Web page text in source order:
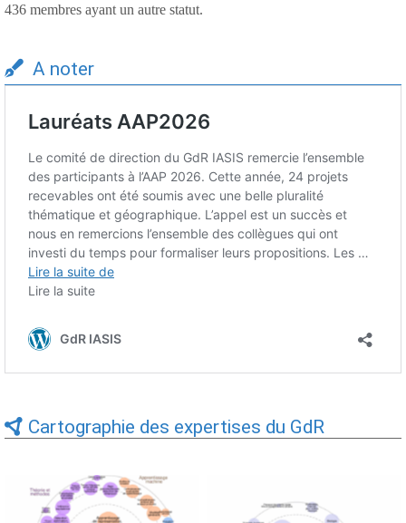
436 membres ayant un autre statut.
A noter
Cartographie des expertises du GdR